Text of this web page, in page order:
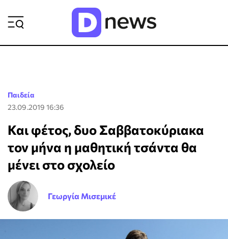
Παιδεία
23.09.2019 16:36
Και φέτος, δυο Σαββατοκύριακα
τον μήνα η μαθητική τσάντα θα
μένει στο σχολείο
Γεωργία Μισεμικέ